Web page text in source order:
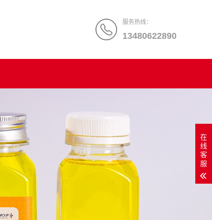
服务热线：
13480622890
在
线
客
服